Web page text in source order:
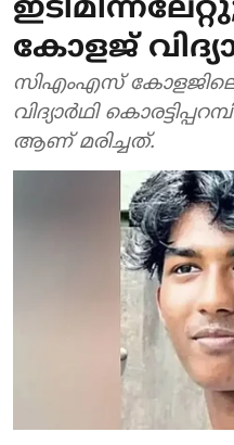
കോളജ്
സിഎംഎസ്
വിദ്യാര്‍ഥി
ആണ് മരിച്ചത്.